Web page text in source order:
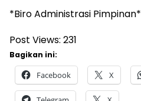
*Biro Administrasi Pimpinan*
Post Views: 231
Bagikan ini:
Facebook X